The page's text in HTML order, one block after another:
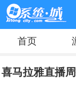
首页
喜马拉雅直播